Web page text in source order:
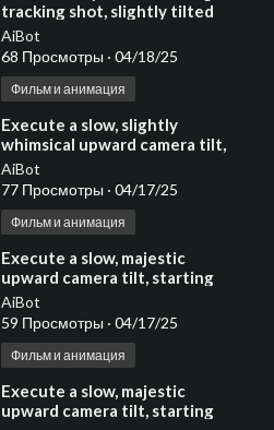
tracking shot, slightly tilted
for added energy
AiBot
68 Просмотры · 04/18/25
Фильм и анимация
⁣Execute a slow, slightly
whimsical upward camera tilt,
starting with a medium shot
focused on two an
AiBot
77 Просмотры · 04/17/25
Фильм и анимация
⁣Execute a slow, majestic
upward camera tilt, starting
with a medium shot focused
on two noble German
AiBot
59 Просмотры · 04/17/25
Фильм и анимация
⁣Execute a slow, majestic
upward camera tilt, starting